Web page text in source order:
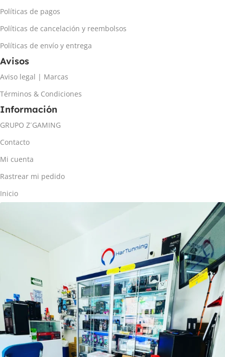
Políticas de pagos
Políticas de cancelación y reembolsos
Políticas de envío y entrega
Avisos
Aviso legal | Marcas
Términos & Condiciones
Información
GRUPO Z´GAMING
Contacto
Mi cuenta
Rastrear mi pedido
Inicio